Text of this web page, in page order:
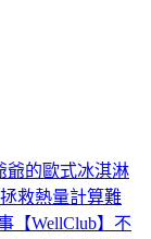
爺的歐式冰淇淋
救熱量計算難
【WellClub】 不